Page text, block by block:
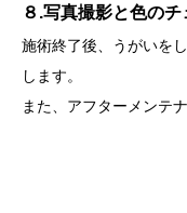
８.写真撮影と色のチ
施術終了後、うがいを
します。
また、アフターメンテ